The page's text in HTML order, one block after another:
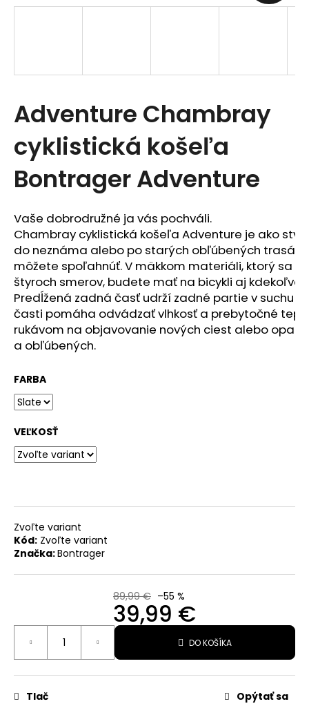
Adventure Chambray
cyklistická košeľa
Bontrager Adventure
Vaše dobrodružné ja vás pochváli.
Chambray cyklistická košeľa Adventure je ako
do neznáma alebo po starých obľúbených
môžete spoľahnúť. V mäkkom materiáli, ktorý sa
štyroch smerov, budete mať na bicykli aj
Predĺžená zadná časť udrží zadné partie v suchu
časti pomáha odvádzať vlhkosť a prebytočné
rukávom na objavovanie nových ciest alebo
a obľúbených.
FARBA
VEĽKOSŤ
Zvoľte variant
Kód: Zvoľte variant
Značka:Bontrager
89,99 € –55 %
39,99 €
Jednotková
DO KOŠÍKA
Tlač Opýtať sa
j
ť
?
HĽADAŤ
O
d
o
r
ú
č
a
e
PRILBA
NA
HORSKÚ
82,99
Pôvodne:
109,99